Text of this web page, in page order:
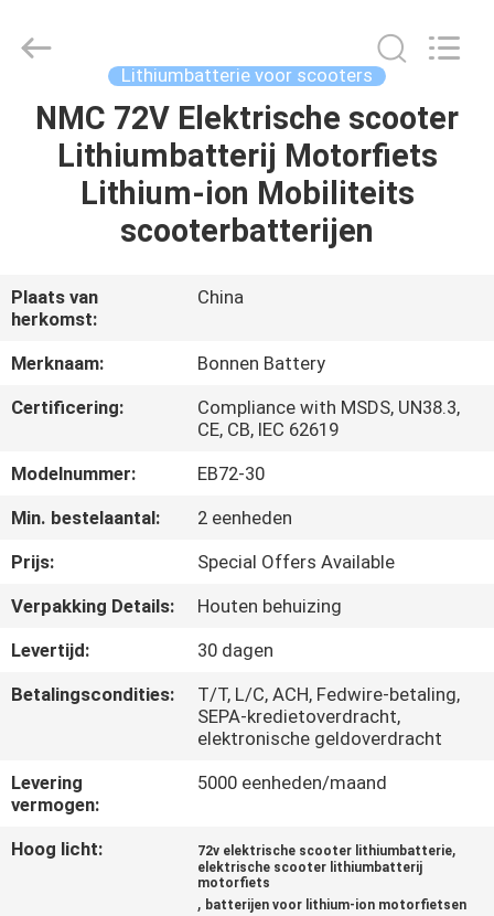
THUIS
PRODUCTEN
ONS
FABRIEKSREIS
KWALITEITSCONTROLE
CONTACTEER
ONS
NIEUWS
SITEMAP
PRIVACYBELEID
Technology
Reserved.
Lithiumbatterie voor scooters
NMC 72V Elektrische scooter
Lithiumbatterij Motorfiets
Lithium-ion Mobiliteits
scooterbatterijen
Plaats van
herkomst:
China
Merknaam:
Bonnen Battery
Certificering:
Compliance with MSDS, UN38.3,
CE, CB, IEC 62619
Modelnummer:
EB72-30
Min. bestelaantal:
2 eenheden
Prijs:
Special Offers Available
Verpakking Details:
Houten behuizing
Levertijd:
30 dagen
Betalingscondities:
T/T, L/C, ACH, Fedwire-betaling,
SEPA-kredietoverdracht,
elektronische geldoverdracht
Levering
vermogen:
5000 eenheden/maand
Hoog licht: 72v elektrische scooter lithiumbatterie,
elektrische scooter lithiumbatterij
motorfiets
, batterijen voor lithium-ion motorfietsen